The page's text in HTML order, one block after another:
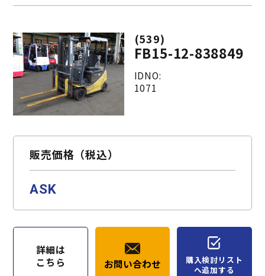
(539)
FB15-12-838849
IDNO:
1071
販売価格（税込）
ASK
詳細は
こちら
お問い合わせ
購入検討リスト
へ追加する